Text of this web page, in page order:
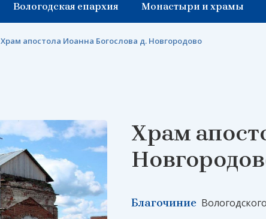
Вологодская епархия Монастыри и храмы
Храм апостола Иоанна Богослова д. Новгородово
Храм
Благочиние Вологодского